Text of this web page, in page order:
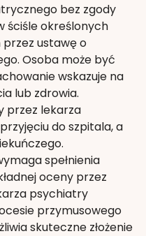
bez zgody
ściśle określonych
ustawę o
Osoba może być
wskazuje na
lub zdrowia.
przez lekarza
do szpitala, a
spełnienia
oceny przez
psychiatry
przymusowego
skuteczne złożenie